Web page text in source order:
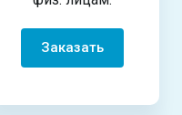
Заказать